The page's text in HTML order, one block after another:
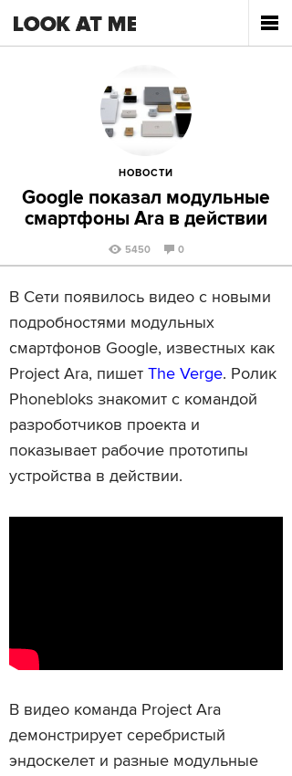
НОВОСТИ
Google показал модульные
смартфоны Ara в действии
5450 0
В Сети появилось видео с новыми
подробностями модульных
смартфонов Google, известных как
Project Ara, пишет The Verge. Ролик
Phonebloks знакомит с командой
разроботчиков проекта и
показывает рабочие прототипы
устройства в действии.
В видео команда Project Ara
демонстрирует серебристый
эндоскелет и разные модульные